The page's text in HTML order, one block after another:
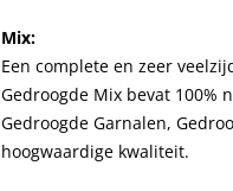
Mix:
Een complete en zeer
Gedroogde Mix bevat 100%
Gedroogde Garnalen,
hoogwaardige kwaliteit.